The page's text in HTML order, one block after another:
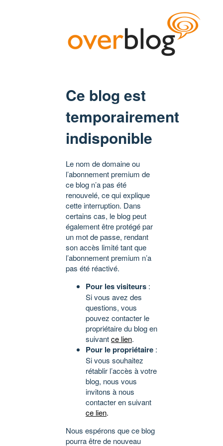
Ce blog est
temporairement
indisponible
Le nom de domaine ou
l’abonnement premium de
ce blog n’a pas été
renouvelé, ce qui explique
cette interruption. Dans
certains cas, le blog peut
également être protégé par
un mot de passe, rendant
son accès limité tant que
l’abonnement premium n’a
pas été réactivé.
Pour les visiteurs :
Si vous avez des
questions, vous
pouvez contacter le
propriétaire du blog en
suivantce lien.
Pour le propriétaire :
Si vous souhaitez
rétablir l’accès à votre
blog, nous vous
invitons à nous
contacter en suivant
ce lien.
Nous espérons que ce blog
pourra être de nouveau